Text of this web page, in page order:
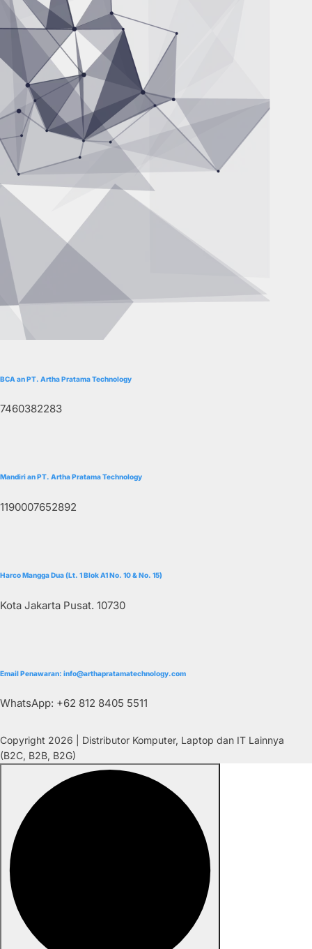
BCA an PT. Artha Pratama Technology
7460382283
Mandiri an PT. Artha Pratama Technology
1190007652892
Harco Mangga Dua (Lt. 1 Blok A1 No. 10 & No. 15)
Kota Jakarta Pusat. 10730
Email Penawaran: info@arthapratamatechnology.com
WhatsApp: +62 812 8405 5511
Copyright 2026 | Distributor Komputer, Laptop dan IT Lainnya
(B2C, B2B, B2G)